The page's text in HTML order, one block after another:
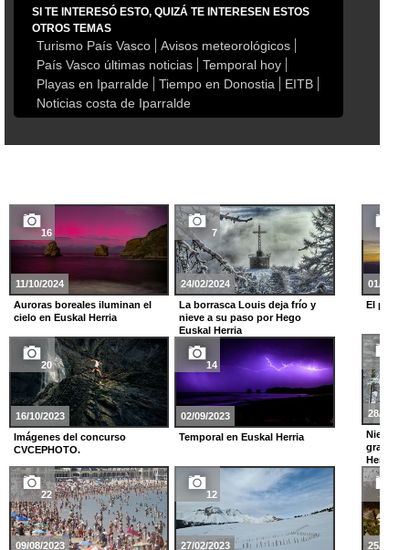
SI TE INTERESÓ ESTO, QUIZÁ TE INTERESEN ESTOS
OTROS TEMAS
Turismo País Vasco
Avisos meteorológicos
País Vasco últimas noticias
Temporal hoy
Playas en Iparralde
Tiempo en Donostia
EITB
Noticias costa de Iparralde
16
11/10/2024
Auroras boreales iluminan el
cielo en Euskal Herria
7
24/02/2024
La borrasca Louis deja frío y
nieve a su paso por Hego
Euskal Herria
20
16/10/2023
Imágenes del concurso
CVCEPHOTO.
14
02/09/2023
Temporal en Euskal Herria
22
09/08/2023
12
27/02/2023
01/01/
El
28/11/
Nieve y
gran
Herria
25/11/